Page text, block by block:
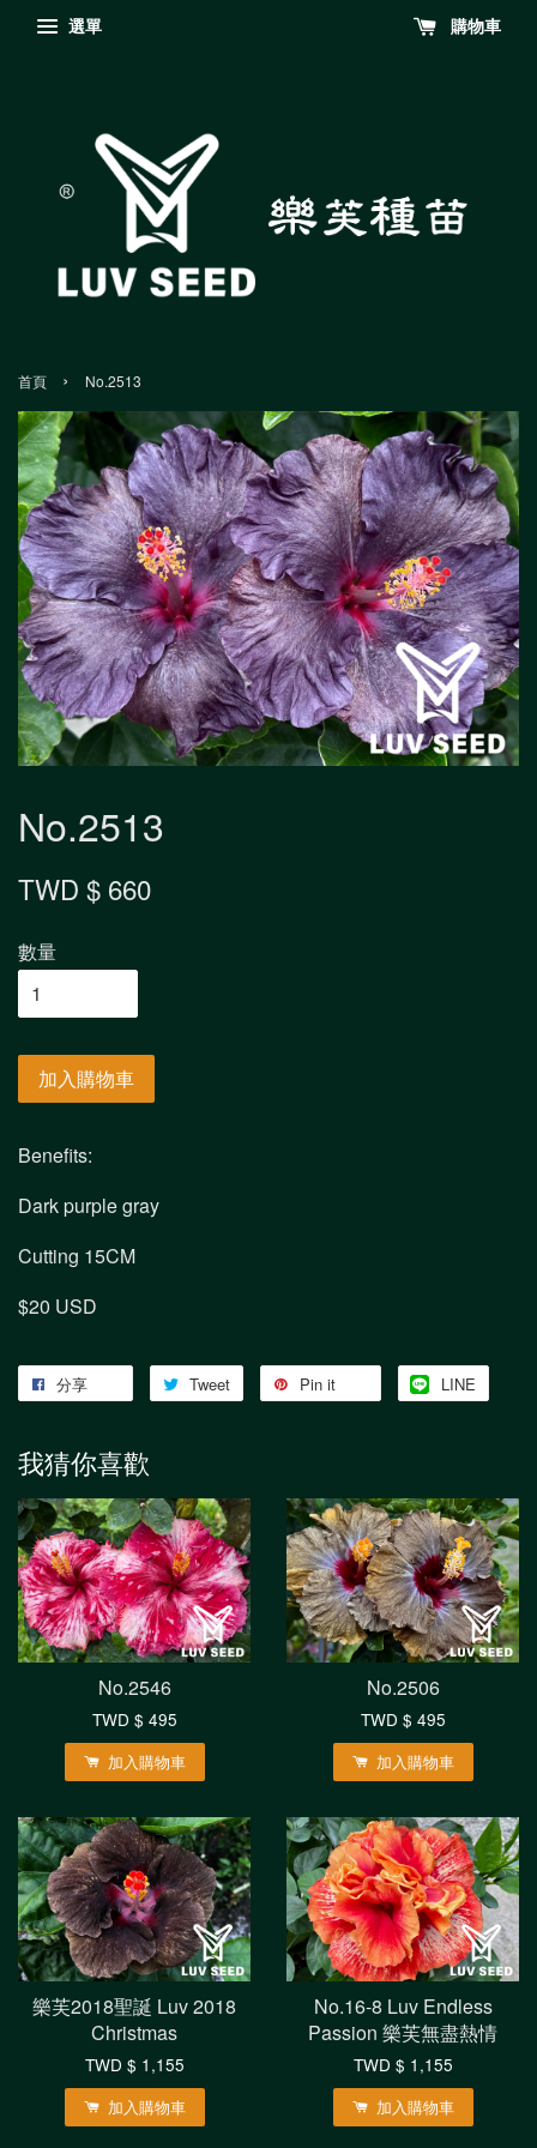
選單 購物車
首頁 › No.2513
No.2513
TWD $ 660
數量
加入購物車
Benefits:
Dark purple gray
Cutting 15CM
$20 USD
分享 Tweet Pin it LINE
我猜你喜歡
No.2546
TWD $ 495
加入購物車
No.2506
TWD $ 495
加入購物車
樂芙2018聖誕 Luv 2018
Christmas
TWD $ 1,155
加入購物車
No.16-8 Luv Endless
Passion 樂芙無盡熱情
TWD $ 1,155
加入購物車